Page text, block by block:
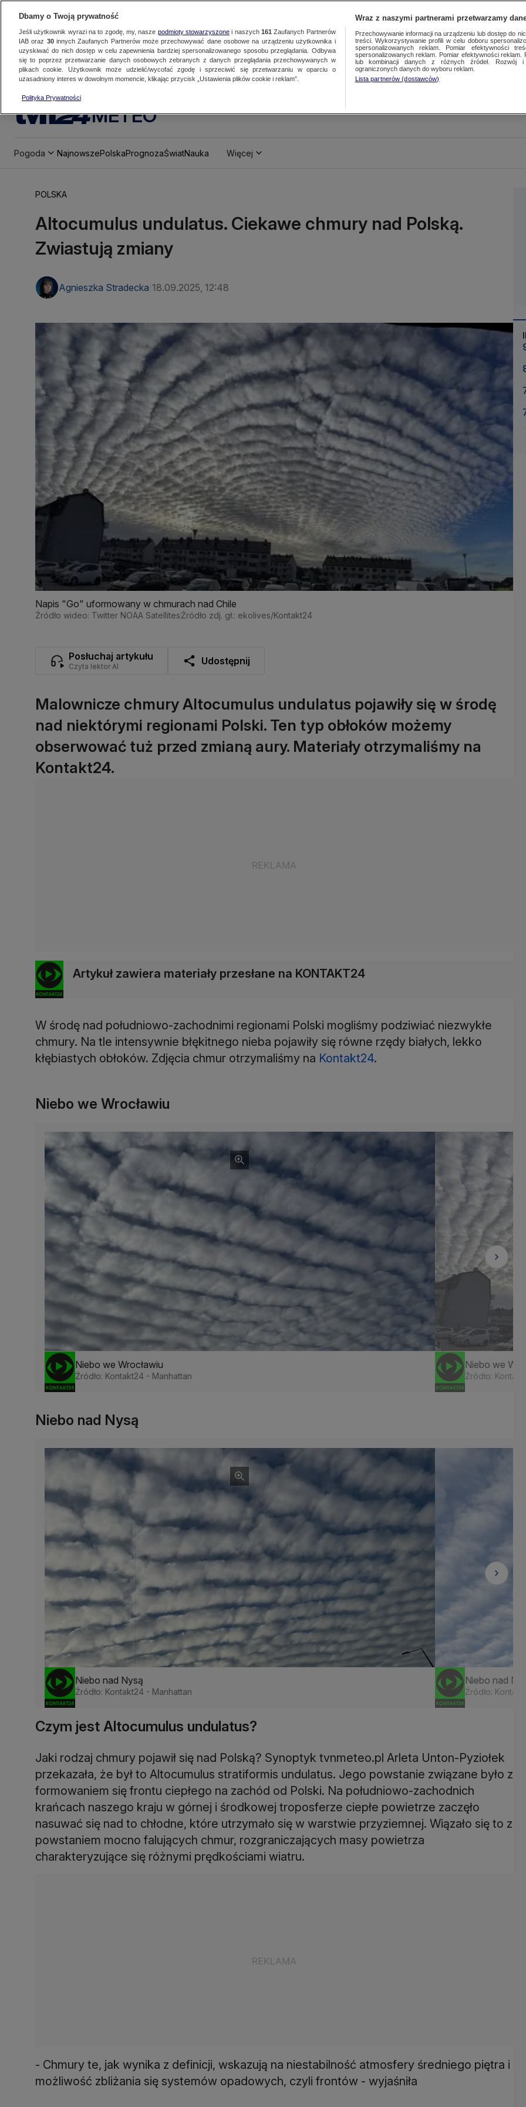
METEO
Pogoda NajnowszePolskaPrognozaŚwiatNauka Więcej
POLSKA
Altocumulus undulatus. Ciekawe chmury nad Polską.
Zwiastują zmiany
Agnieszka Stradecka 18.09.2025, 12:48
Napis "Go" uformowany w chmurach nad Chile
Źródło wideo: Twitter NOAA SatellitesŹródło zdj. gł.: ekolives/Kontakt24
Posłuchaj artykułu
Czyta lektor AI Udostępnij
Malownicze chmury Altocumulus undulatus pojawiły się w środę
nad niektórymi regionami Polski. Ten typ obłoków możemy
obserwować tuż przed zmianą aury. Materiały otrzymaliśmy na
Kontakt24.
Artykuł zawiera materiały przesłane na KONTAKT24
W środę nad południowo-zachodnimi regionami Polski mogliśmy podziwiać niezwykłe
chmury. Na tle intensywnie błękitnego nieba pojawiły się równe rzędy białych, lekko
kłębiastych obłoków. Zdjęcia chmur otrzymaliśmy na Kontakt24.
Niebo we Wrocławiu
Niebo we Wrocławiu
Źródło: Kontakt24 - Manhattan
Niebo we
Źródło:
Niebo nad Nysą
Niebo nad Nysą
Źródło: Kontakt24 - Manhattan
Niebo nad
Źródło:
Czym jest Altocumulus undulatus?
Jaki rodzaj chmury pojawił się nad Polską? Synoptyk tvnmeteo.pl Arleta Unton-Pyziołek
przekazała, że był to Altocumulus stratiformis undulatus. Jego powstanie związane było z
formowaniem się frontu ciepłego na zachód od Polski. Na południowo-zachodnich
krańcach naszego kraju w górnej i środkowej troposferze ciepłe powietrze zaczęło
nasuwać się nad to chłodne, które utrzymało się w warstwie przyziemnej. Wiązało się to z
powstaniem mocno falujących chmur, rozgraniczających masy powietrza
charakteryzujące się różnymi prędkościami wiatru.
- Chmury te, jak wynika z definicji, wskazują na niestabilność atmosfery średniego piętra i
możliwość zbliżania się systemów opadowych, czyli frontów - wyjaśniła
Dbamy o Twoją prywatność
Jeśli użytkownik wyrazi na to zgodę, my, nasze podmioty stowarzyszonei naszych 161 Zaufanych Partnerów
IAB oraz 30innych Zaufanych Partnerów może przechowywać dane osobowe na urządzeniu użytkownika i
uzyskiwać do nich dostęp w celu zapewnienia bardziej spersonalizowanego sposobu przeglądania. Odbywa
się to poprzez przetwarzanie danych osobowych zebranych z danych przeglądania przechowywanych w
plikach cookie. Użytkownik może udzielić/wycofać zgodę i sprzeciwić się przetwarzaniu w oparciu o
uzasadniony interes w dowolnym momencie, klikając przycisk „Ustawienia plików cookie i reklam”.
Polityka Prywatności
Wraz z naszymi partnerami przetwarzamy
Przechowywanie informacji na urządzeniu lub dostęp do
treści. Wykorzystywanie profili w celu doboru
spersonalizowanych reklam. Pomiar efektywności
spersonalizowanych reklam. Pomiar efektywności
lub kombinacji danych z różnych źródeł. Rozwój i
ograniczonych danych do wyboru reklam.
Lista partnerów (dostawców)